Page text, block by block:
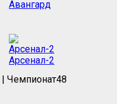
Авангард
Арсенал-2
| Чемпионат48